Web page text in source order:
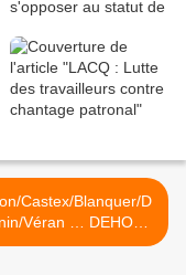
Castex/Blanquer/D
Véran … DEHORS
! >